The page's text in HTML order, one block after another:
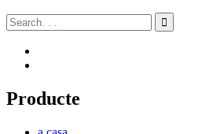
Producte